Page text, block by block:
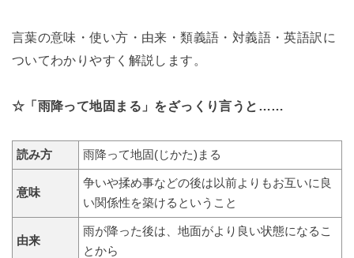
言葉の意味・使い方・由来・類義語・対義語・英語訳に
ついてわかりやすく解説します。
☆「雨降って地固まる」をざっくり言うと……
読み方 雨降って地固(じかた)まる
意味
争いや揉め事などの後は以前よりもお互いに良
い関係性を築けるということ
由来
雨が降った後は、地面がより良い状態になるこ
とから